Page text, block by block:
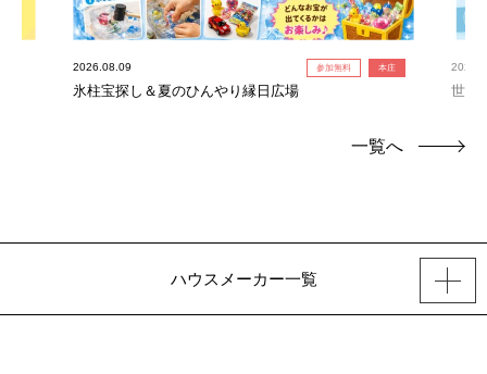
2026.08.09 参加無料 本庄
氷柱宝探し＆夏のひんやり縁日広場
世界
一覧へ
ハウスメーカー一覧